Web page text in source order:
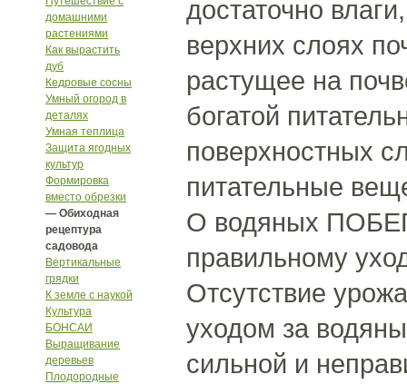
домашними
растениями
Как вырастить
дуб
Кедровые сосны
Умный огород в
деталях
Умная теплица
Защита ягодных
культур
Формировка
вместо обрезки
— Обиходная
рецептура
садовода
Вертикальные
грядки
К земле с наукой
Культура
БОНСАИ
Выращивание
деревьев
Плодородные
достаточно
верхних слоях
растущее на
богатой
поверхностных
питательные
О водяных
правильному
Отсутствие
уходом за
сильной и